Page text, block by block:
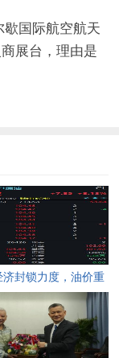
国际航空航天
展台，理由是
济封锁力度，油价重
高点，黄金价格急
要股指开盘走低。